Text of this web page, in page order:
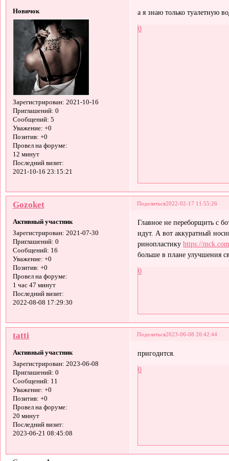
Новичок
Зарегистрирован: 2021-10-16
Приглашений: 0
Сообщений: 5
Уважение: +0
Позитив: +0
Провел на форуме:
12 минут
Последний визит:
2021-10-16 23:15:21
а я знаю только туалетную
0
Поделиться2022-02-17 11:55:26
Gozoket
Активный участник
Зарегистрирован: 2021-07-30
Приглашений: 0
Сообщений: 16
Уважение: +0
Позитив: +0
Провел на форуме:
1 час 47 минут
Последний визит:
2022-08-08 17:29:30
Главное не переборщить с
идут. А вот аккуратный
ринопластикуhttps://
больше в плане улучшения
0
Поделиться2023-06-08 20:42:44
tatti
Активный участник
Зарегистрирован: 2023-06-08
Приглашений: 0
Сообщений: 11
Уважение: +0
Позитив: +0
Провел на форуме:
20 минут
Последний визит:
2023-06-21 08:45:08
пригодится.
0